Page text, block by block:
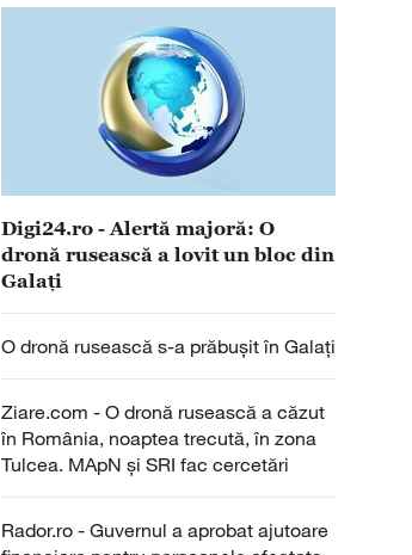
Digi24.ro - Alertă majoră: O
dronă rusească a lovit un bloc din
Galaţi
O dronă rusească s-a prăbușit în Galați
Ziare.com - O dronă rusească a căzut
în România, noaptea trecută, în zona
Tulcea. MApN și SRI fac cercetări
Rador.ro - Guvernul a aprobat ajutoare